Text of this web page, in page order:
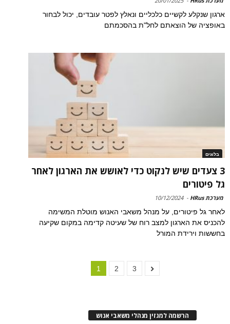
ארגון שנקלע לקשיים כלכליים ונאלץ לפטר עובדים, יכול לבחור
באופציה של הוצאתם לחל"ת בהסכמתם
בלוגים
3 צעדים שיש לנקוט כדי לאושש את הארגון לאחר
גל פיטורים
מערכת HRus -
10/12/2024
לאחר גל פיטורים, על מנהל משאבי האנוש מוטלת המשימה
להכניס את הארגון למצב רוח של שעיטה קדימה במקום שקיעה
בחששות וירידת המורל
1 2 3
הרשמה למגזין מנהלי משאבי אנוש